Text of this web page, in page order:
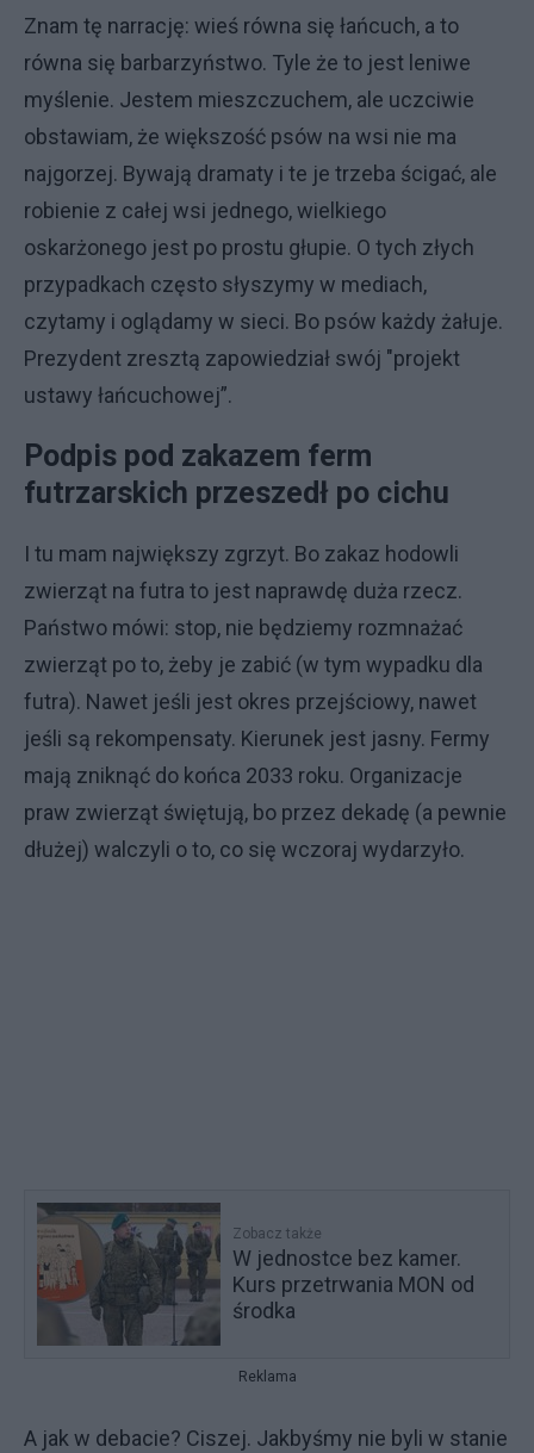
Znam tę narrację: wieś równa się łańcuch, a to
równa się barbarzyństwo. Tyle że to jest leniwe
myślenie. Jestem mieszczuchem, ale uczciwie
obstawiam, że większość psów na wsi nie ma
najgorzej. Bywają dramaty i te je trzeba ścigać, ale
robienie z całej wsi jednego, wielkiego
oskarżonego jest po prostu głupie. O tych złych
przypadkach często słyszymy w mediach,
czytamy i oglądamy w sieci. Bo psów każdy żałuje.
Prezydent zresztą zapowiedział swój "projekt
ustawy łańcuchowej”.
Podpis pod zakazem ferm
futrzarskich przeszedł po cichu
I tu mam największy zgrzyt. Bo zakaz hodowli
zwierząt na futra to jest naprawdę duża rzecz.
Państwo mówi: stop, nie będziemy rozmnażać
zwierząt po to, żeby je zabić (w tym wypadku dla
futra). Nawet jeśli jest okres przejściowy, nawet
jeśli są rekompensaty. Kierunek jest jasny. Fermy
mają zniknąć do końca 2033 roku. Organizacje
praw zwierząt świętują, bo przez dekadę (a pewnie
dłużej) walczyli o to, co się wczoraj wydarzyło.
Zobacz także
W jednostce bez kamer.
Kurs przetrwania MON od
środka
Reklama
A jak w debacie? Ciszej. Jakbyśmy nie byli w stanie